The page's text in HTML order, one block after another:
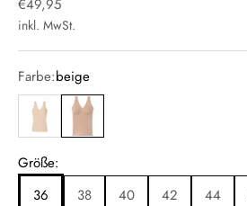
€49,95
inkl. MwSt.
Farbe:beige
beige
beige
Größe:
36
38 40 42 44